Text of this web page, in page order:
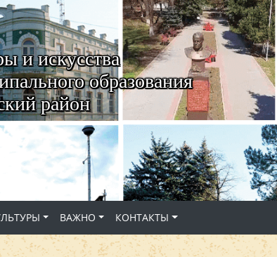
и искусства
образования
район
ВАЖНО КОНТАКТЫ